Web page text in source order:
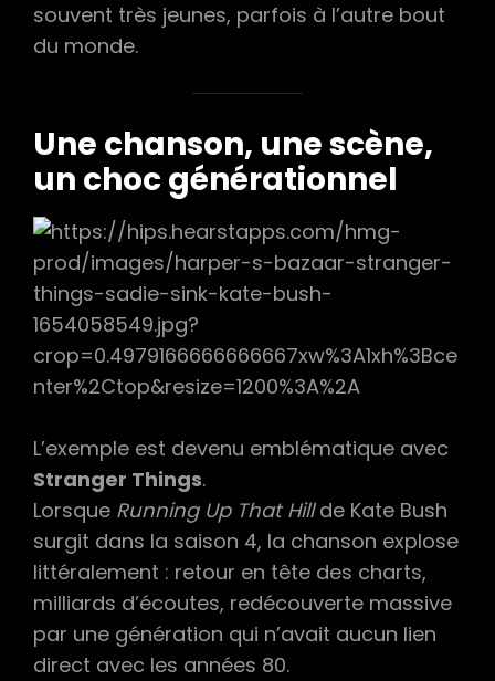
souvent très jeunes, parfois à l’autre bout
du monde.
Une chanson, une scène,
un choc générationnel
L’exemple est devenu emblématique avec
Stranger Things.
Lorsque Running Up That Hillde Kate Bush
surgit dans la saison 4, la chanson explose
littéralement : retour en tête des charts,
milliards d’écoutes, redécouverte massive
par une génération qui n’avait aucun lien
direct avec les années 80.